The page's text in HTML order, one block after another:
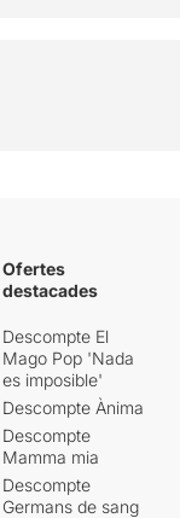
Ofertes
destacades
Descompte El
Mago Pop 'Nada
es imposible'
Descompte Ànima
Descompte
Mamma mia
Descompte
Germans de sang